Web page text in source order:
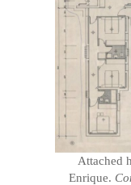
Attached
Enrique.